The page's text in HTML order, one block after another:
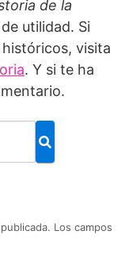
de la
utilidad. Si
visita
. Y si te ha
Los campos